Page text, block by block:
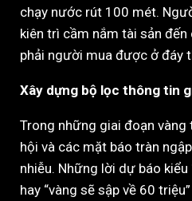
chạy nước rút 100 mét.
kiên trì cầm nắm tài sản
phải người mua được ở đáy
Xây dựng bộ lọc thông tin
Trong những giai đoạn vàng
hội và các mặt báo tràn
nhiễu. Những lời dự báo kiểu
hay “vàng sẽ sập về 60